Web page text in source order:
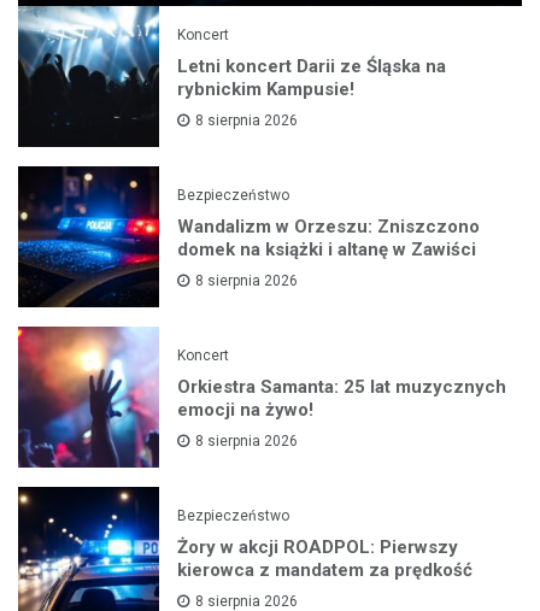
Koncert
Letni koncert Darii ze Śląska na
rybnickim Kampusie!
8 sierpnia 2026
Bezpieczeństwo
Wandalizm w Orzeszu: Zniszczono
domek na książki i altanę w Zawiści
8 sierpnia 2026
Koncert
Orkiestra Samanta: 25 lat muzycznych
emocji na żywo!
8 sierpnia 2026
Bezpieczeństwo
Żory w akcji ROADPOL: Pierwszy
kierowca z mandatem za prędkość
8 sierpnia 2026